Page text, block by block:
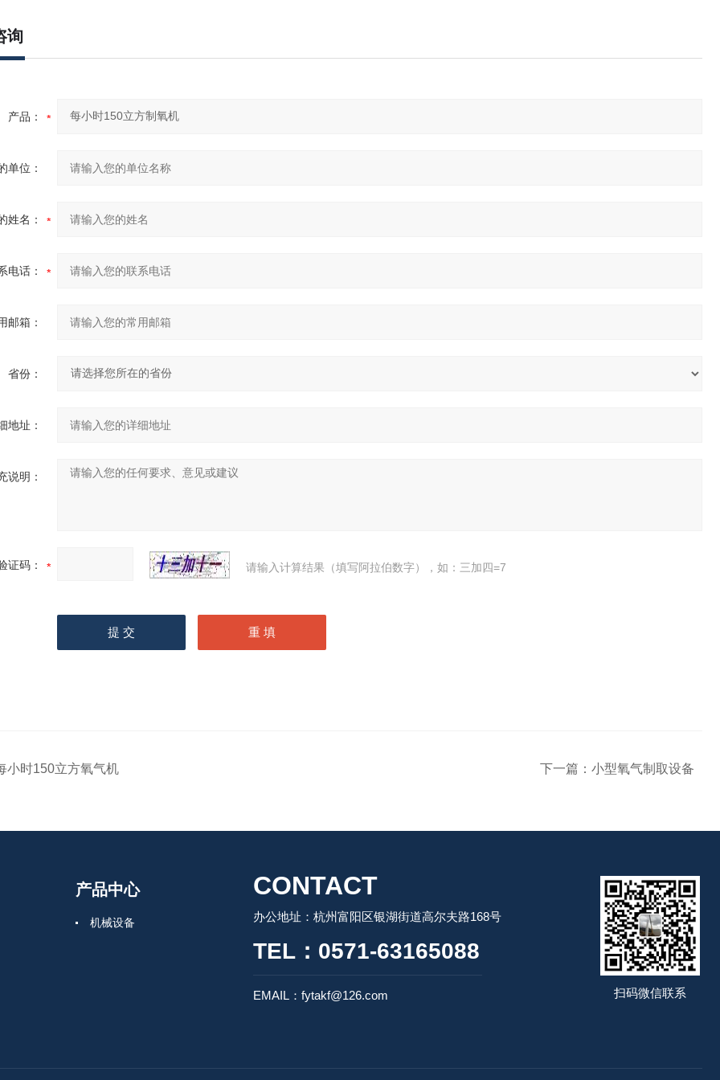
询
产品：
单位：
姓名：
电话：
邮箱：
省份：
地址：
说明：
证码： 请输入计算结果（填写阿拉伯数字），如：三加四=7
小时150立方氧气机 下一篇： 小型氧气制取设备
产品中心
机械设备
CONTACT
办公地址：杭州富阳区银湖街道高尔夫路168号
TEL：0571-63165088
EMAIL：fytakf@126.com 扫码微信联系